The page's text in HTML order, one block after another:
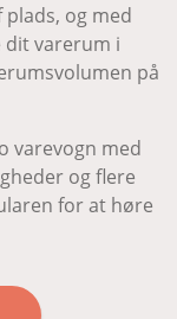
og med
dit varerum i
på
varevogn med
og flere
for at høre